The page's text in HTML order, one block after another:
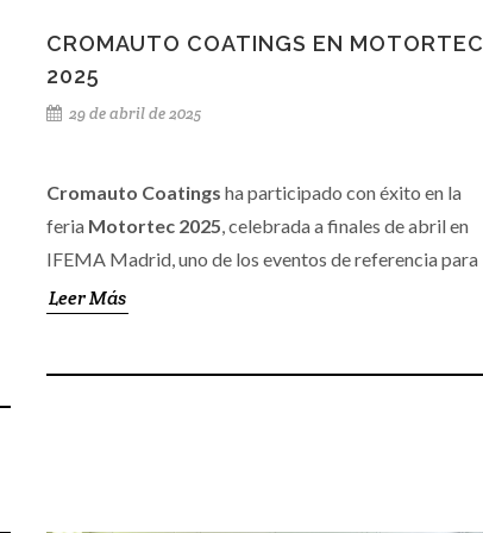
CROMAUTO COATINGS EN MOTORTEC
2025
29 de abril de 2025
Cromauto Coatings ha participado con éxito en la
feria Motortec 2025, celebrada a finales de abril en
IFEMA Madrid, uno de los eventos de referencia para
los profesionales del sector de la automoción, la
una vez más, un punto de encuentro clave para
Leer Más